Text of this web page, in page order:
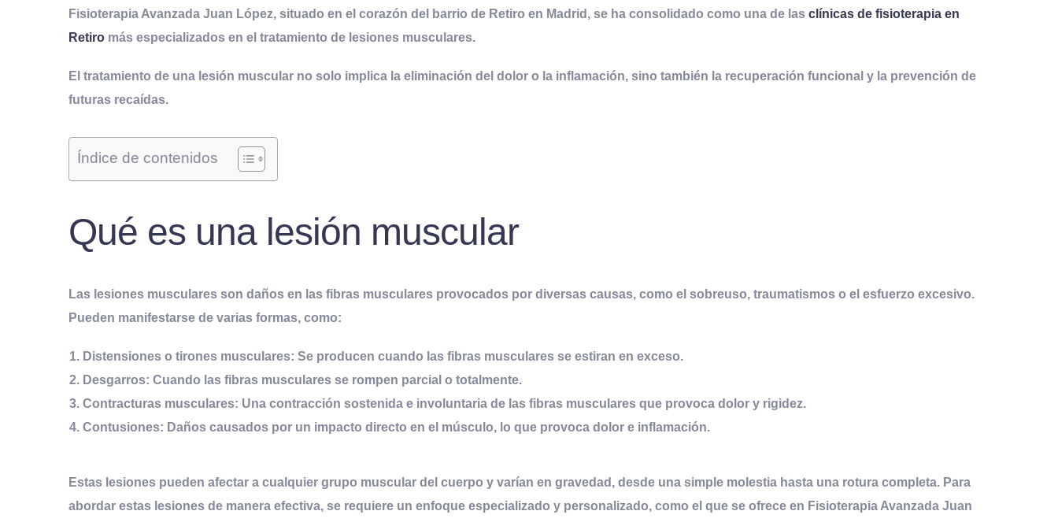
Fisioterapia Avanzada Juan López, situado en el corazón del barrio de Retiro en Madrid, se ha consolidado como una de las clínicas de fisioterapia en
Retiro más especializados en el tratamiento de lesiones musculares.
El tratamiento de una lesión muscular no solo implica la eliminación del dolor o la inflamación, sino también la recuperación funcional y la prevención de
futuras recaídas.
Índice de contenidos
Qué es una lesión muscular
Las lesiones musculares son daños en las fibras musculares provocados por diversas causas, como el sobreuso, traumatismos o el esfuerzo excesivo.
Pueden manifestarse de varias formas, como:
Distensiones o tirones musculares: Se producen cuando las fibras musculares se estiran en exceso.
Desgarros: Cuando las fibras musculares se rompen parcial o totalmente.
Contracturas musculares: Una contracción sostenida e involuntaria de las fibras musculares que provoca dolor y rigidez.
Contusiones: Daños causados por un impacto directo en el músculo, lo que provoca dolor e inflamación.
Estas lesiones pueden afectar a cualquier grupo muscular del cuerpo y varían en gravedad, desde una simple molestia hasta una rotura completa. Para
abordar estas lesiones de manera efectiva, se requiere un enfoque especializado y personalizado, como el que se ofrece en Fisioterapia Avanzada Juan